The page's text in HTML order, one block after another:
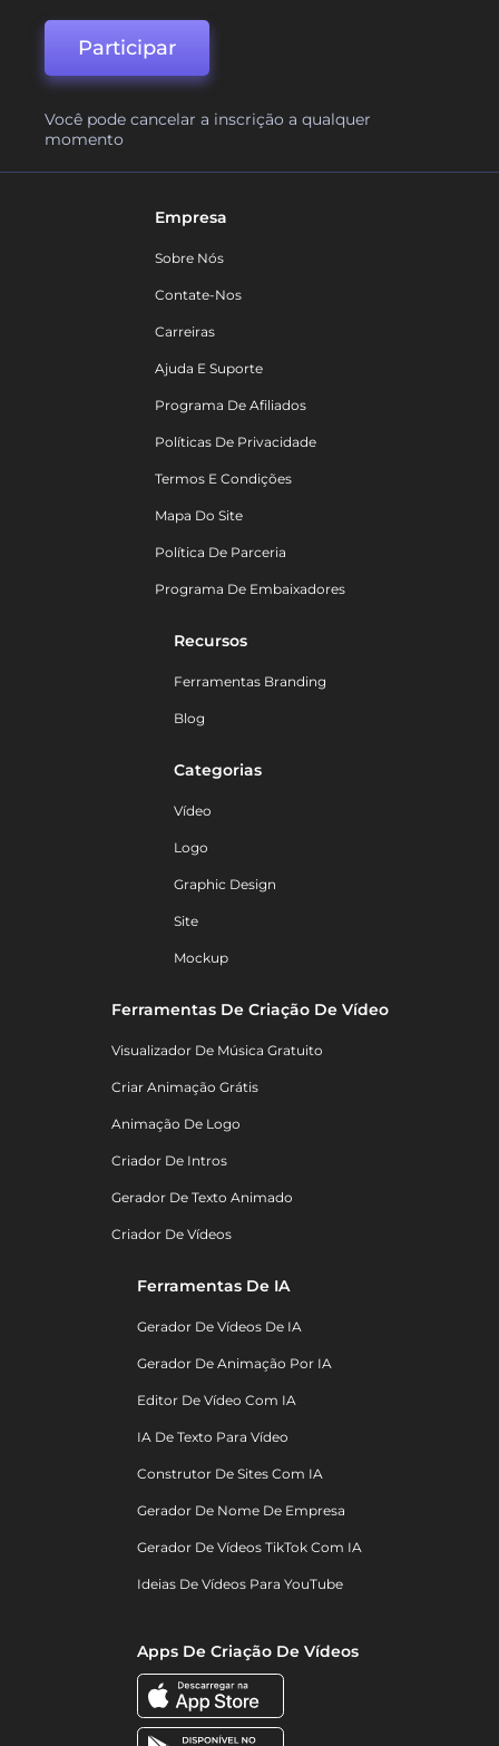
Participar
Você pode cancelar a inscrição a qualquer
momento
Empresa
Sobre Nós
Contate-Nos
Carreiras
Ajuda E Suporte
Programa De Afiliados
Políticas De Privacidade
Termos E Condições
Mapa Do Site
Política De Parceria
Programa De Embaixadores
Recursos
Ferramentas Branding
Blog
Categorias
Vídeo
Logo
Graphic Design
Site
Mockup
Ferramentas De Criação De Vídeo
Visualizador De Música Gratuito
Criar Animação Grátis
Animação De Logo
Criador De Intros
Gerador De Texto Animado
Criador De Vídeos
Ferramentas De IA
Gerador De Vídeos De IA
Gerador De Animação Por IA
Editor De Vídeo Com IA
IA De Texto Para Vídeo
Construtor De Sites Com IA
Gerador De Nome De Empresa
Gerador De Vídeos TikTok Com IA
Ideias De Vídeos Para YouTube
Apps De Criação De Vídeos